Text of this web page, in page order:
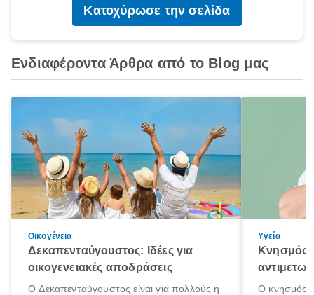
Κατοχύρωσε την σελίδα
Ενδιαφέροντα Άρθρα από το Blog μας
Οικογένεια
Δεκαπενταύγουστος: Ιδέες για
οικογενειακές αποδράσεις
Ο Δεκαπενταύγουστος είναι για πολλούς η
Υγεία
Κνησμός:
Ο κνησμός